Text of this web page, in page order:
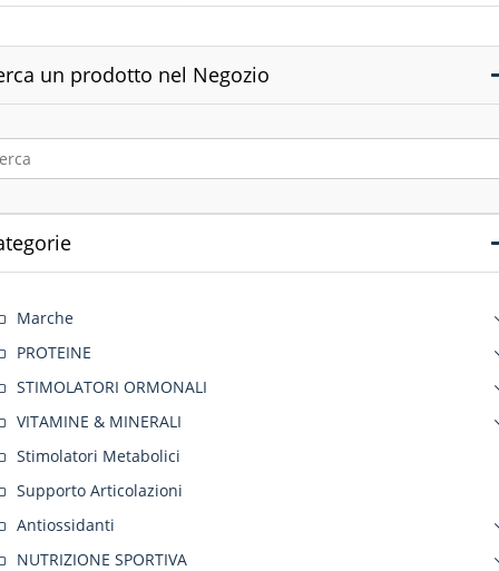
un prodotto nel Negozio
Marche
PROTEINE
STIMOLATORI ORMONALI
VITAMINE & MINERALI
Stimolatori Metabolici
Supporto Articolazioni
Antiossidanti
NUTRIZIONE SPORTIVA